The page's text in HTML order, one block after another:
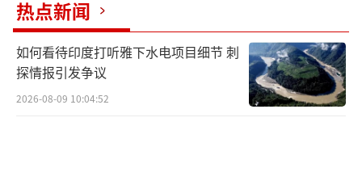
热点新闻
如何看待印度打听雅下水电项目细节 刺
探情报引发争议
2026-08-09 10:04:52